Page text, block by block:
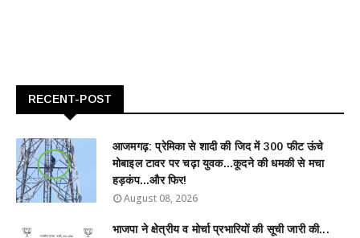
RECENT-POST
आजमगढ़: प्रेमिका से शादी की जिद में 300 फीट ऊंचे
मोबाइल टावर पर चढ़ा युवक...कूदने की धमकी से मचा
हड़कंप...और फिर!
August 08, 2026
भाजपा ने क्षेत्रीय व मोर्चा प्रभारियों की सूची जारी की...